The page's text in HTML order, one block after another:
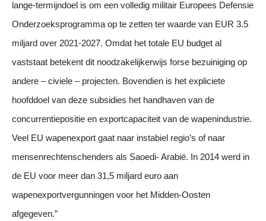
lange-termijndoel is om een volledig militair Europees Defensie
Onderzoeksprogramma op te zetten ter waarde van EUR 3.5
miljard over 2021-2027. Omdat het totale EU budget al
vaststaat betekent dit noodzakelijkerwijs forse bezuiniging op
andere – civiele – projecten. Bovendien is het expliciete
hoofddoel van deze subsidies het handhaven van de
concurrentiepositie en exportcapaciteit van de wapenindustrie.
Veel EU wapenexport gaat naar instabiel regio’s of naar
mensenrechtenschenders als Saoedi- Arabië. In 2014 werd in
de EU voor meer dan 31,5 miljard euro aan
wapenexportvergunningen voor het Midden-Oosten
afgegeven.”